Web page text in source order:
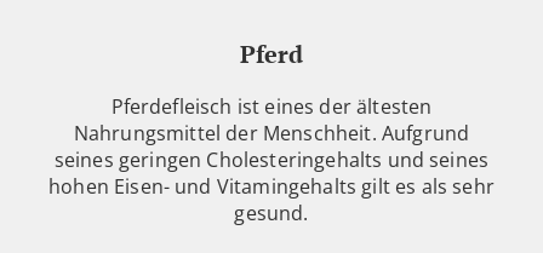
Pferd
Pferdefleisch ist eines der ältesten
Nahrungsmittel der Menschheit. Aufgrund
seines geringen Cholesteringehalts und seines
hohen Eisen- und Vitamingehalts gilt es als sehr
gesund.